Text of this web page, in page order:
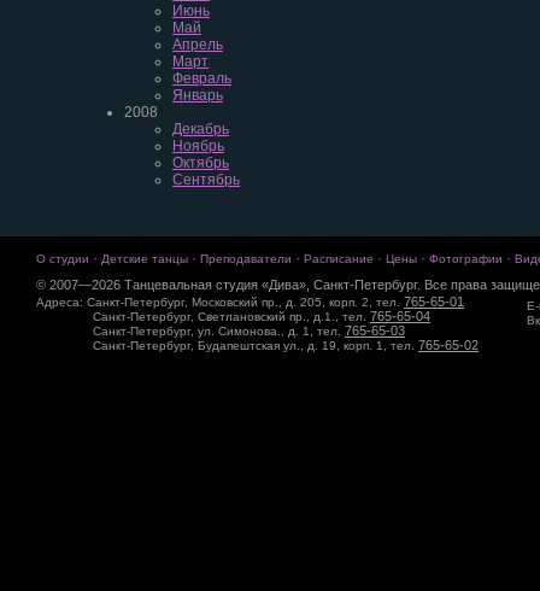
Июнь
Май
Апрель
Март
Февраль
Январь
2008
Декабрь
Ноябрь
Октябрь
Сентябрь
О студии · Детские танцы · Преподаватели · Расписание · Цены · Фотографии ·
© 2007—2026 Танцевальная студия «Дива», Санкт-Петербург. Все права
Адреса: Санкт-Петербург, Московский пр., д. 205, корп. 2, тел. 765-65-01
Санкт-Петербург, Светлановский пр., д.1., тел. 765-65-04
Санкт-Петербург, ул. Симонова., д. 1, тел. 765-65-03
Санкт-Петербург, Будапештская ул., д. 19, корп. 1, тел. 765-65-02